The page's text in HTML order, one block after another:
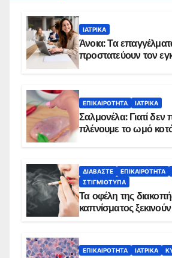
ΙΑΤΡΙΚΆ
Άνοια: Τα
προστατεύουν τον
ΕΠΙΚΑΙΡΌΤΗΤΑ ΙΑΤΡΙΚΆ
Σαλμονέλα: Γιατί δεν
πλένουμε το ωμό
ΔΙΑΒΆΣΤΕ ΕΠΙΚΑΙΡΌΤΗΤΑ
ΣΤΙΓΜΙΌΤΥΠΑ
Τα οφέλη της
καπνίσματος
ΕΠΙΚΑΙΡΌΤΗΤΑ ΙΑΤΡΙΚΆ